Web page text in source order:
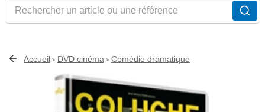
Rechercher un article ou une référence
Accueil > DVD cinéma > Comédie dramatique